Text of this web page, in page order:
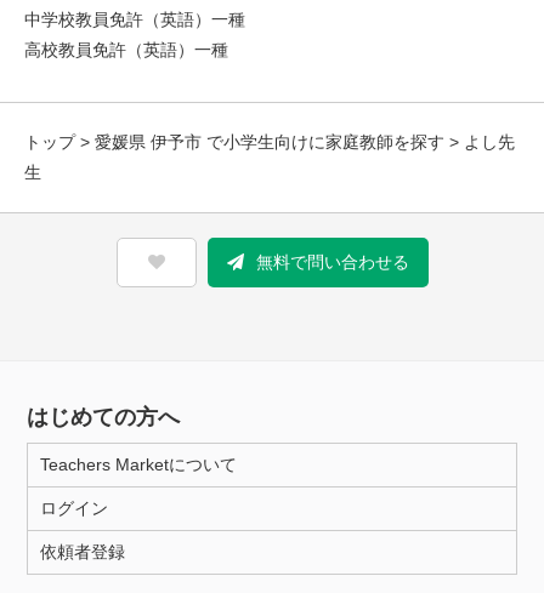
中学校教員免許（英語）一種
高校教員免許（英語）一種
トップ> 愛媛県 伊予市 で小学生向けに家庭教師を探す > よし先
生
無料で問い合わせる
はじめての方へ
Teachers Marketについて
ログイン
依頼者登録